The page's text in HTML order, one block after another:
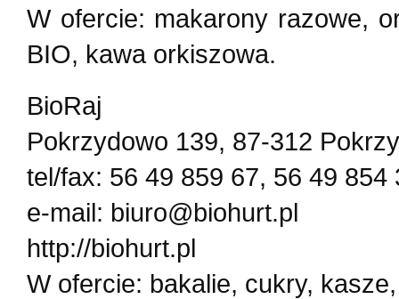
W ofercie: makarony razowe,
BIO, kawa orkiszowa.
BioRaj
Pokrzydowo 139, 87-312
tel/fax: 56 49 859 67, 56 49 854
e-mail: biuro@biohurt.pl
http://biohurt.pl
W ofercie: bakalie, cukry,